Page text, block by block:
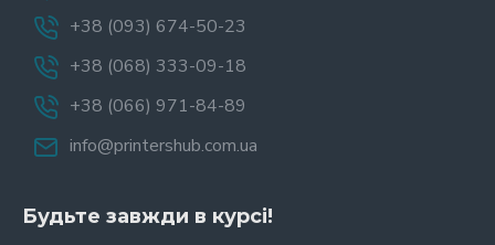
+38 (093) 674-50-23
+38 (068) 333-09-18
+38 (066) 971-84-89
info@printershub.com.ua
Будьте завжди в курсі!